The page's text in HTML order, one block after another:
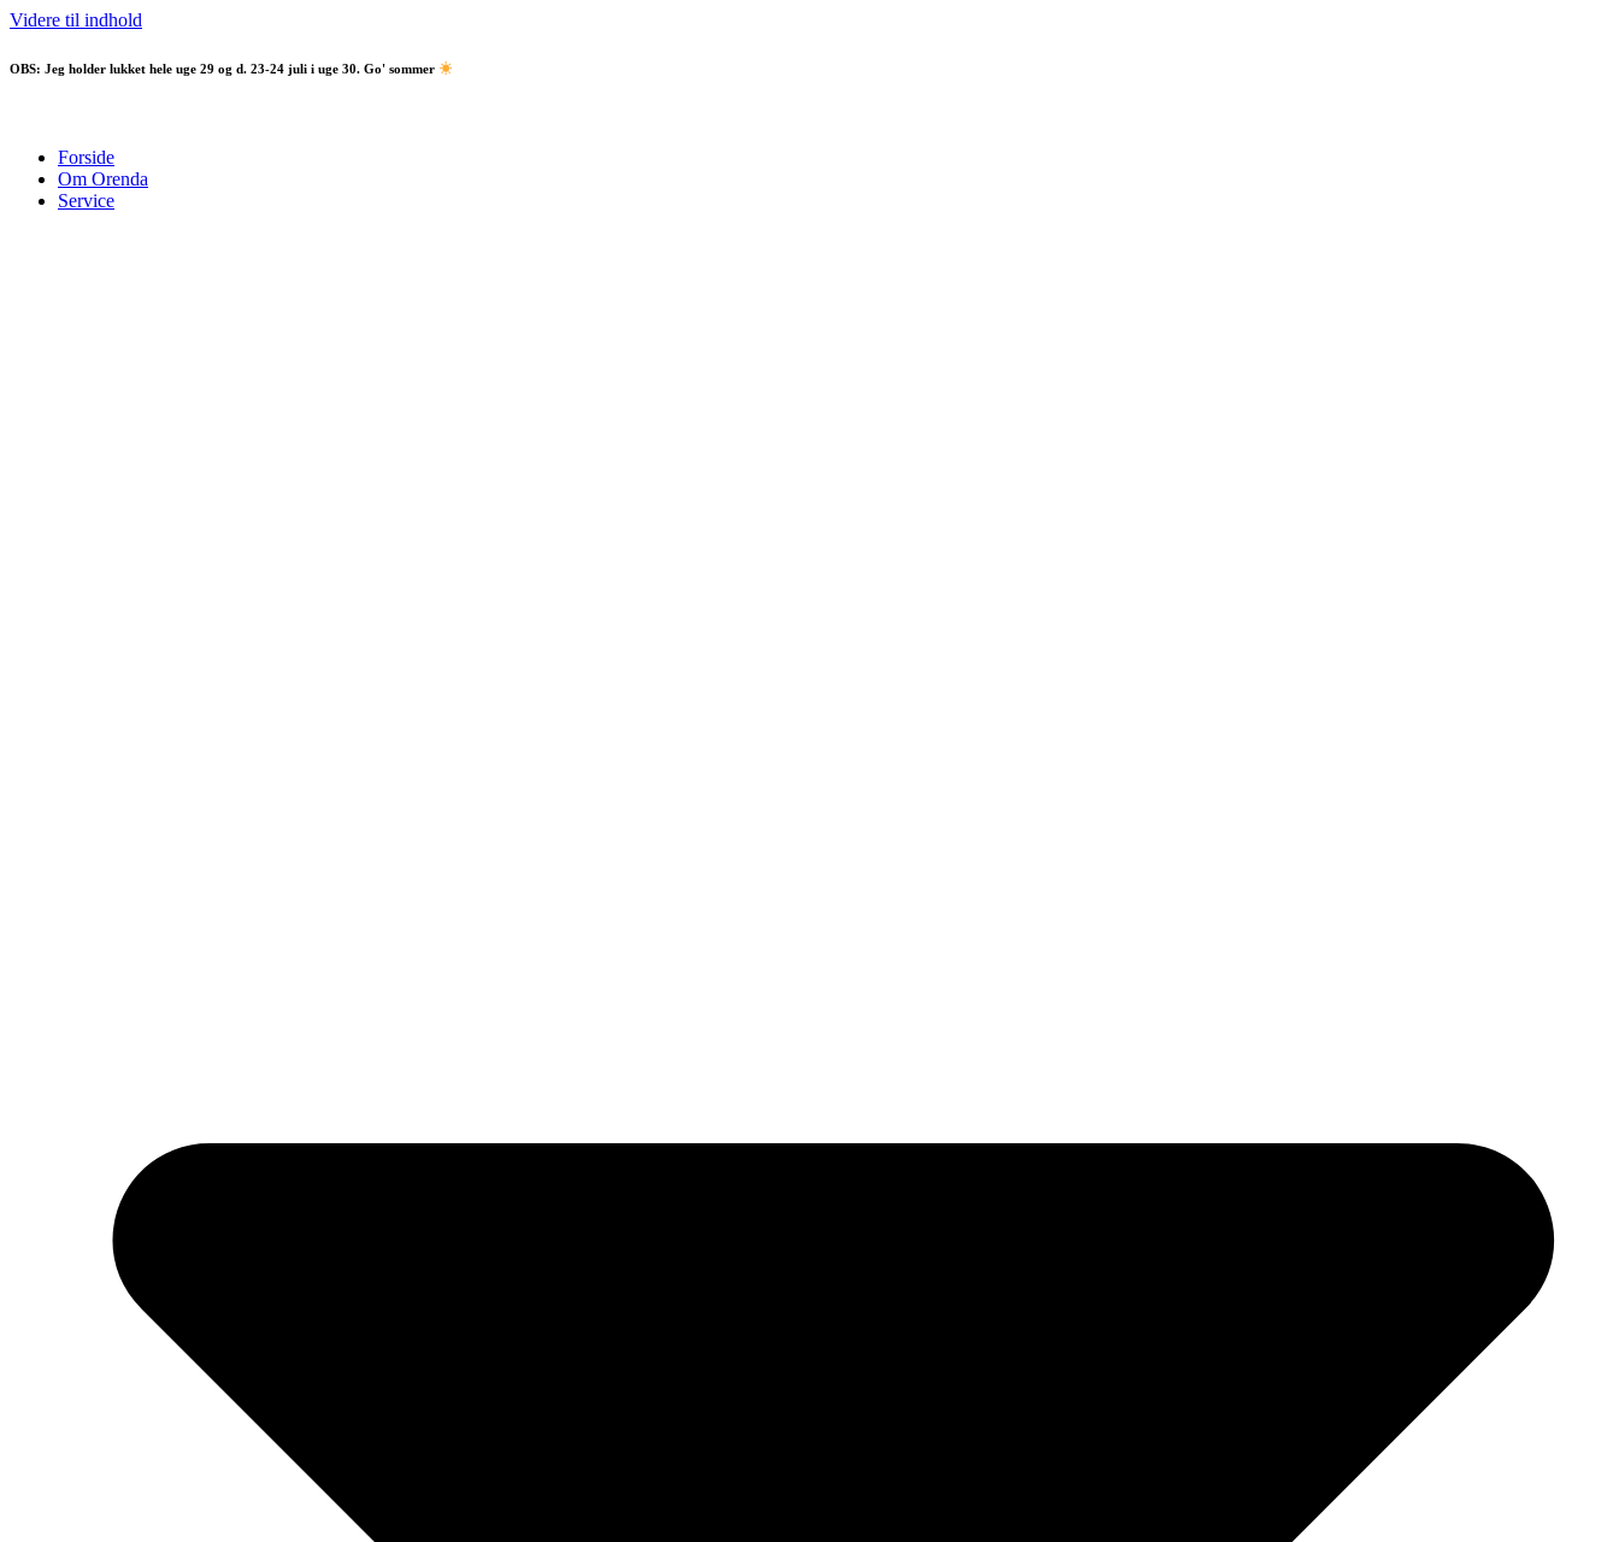
Videre til indhold
OBS: Jeg holder lukket hele uge 29 og d. 23-24 juli i uge 30. Go' sommer
Forside
Om Orenda
Service